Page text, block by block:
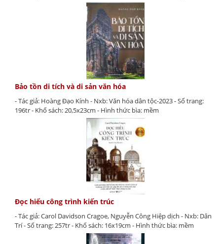
Bảo tồn di tích và di sản văn hóa
- Tác giả: Hoàng Đạo Kính - Nxb: Văn hóa dân tộc-2023 - Số trang:
196tr - Khổ sách: 20,5x23cm - Hình thức bìa: mềm
Đọc hiểu công trình kiến trúc
- Tác giả: Carol Davidson Cragoe, Nguyễn Công Hiệp dịch - Nxb: Dân
Trí - Số trang: 257tr - Khổ sách: 16x19cm - Hình thức bìa: mềm